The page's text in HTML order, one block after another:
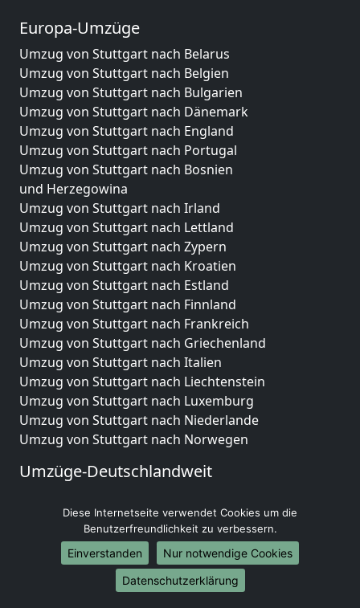
Europa-Umzüge
Umzug von Stuttgart nach Belarus
Umzug von Stuttgart nach Belgien
Umzug von Stuttgart nach Bulgarien
Umzug von Stuttgart nach Dänemark
Umzug von Stuttgart nach England
Umzug von Stuttgart nach Portugal
Umzug von Stuttgart nach Bosnien
und Herzegowina
Umzug von Stuttgart nach Irland
Umzug von Stuttgart nach Lettland
Umzug von Stuttgart nach Zypern
Umzug von Stuttgart nach Kroatien
Umzug von Stuttgart nach Estland
Umzug von Stuttgart nach Finnland
Umzug von Stuttgart nach Frankreich
Umzug von Stuttgart nach Griechenland
Umzug von Stuttgart nach Italien
Umzug von Stuttgart nach Liechtenstein
Umzug von Stuttgart nach Luxemburg
Umzug von Stuttgart nach Niederlande
Umzug von Stuttgart nach Norwegen
Umzüge-Deutschlandweit
Umzug von Stuttgart nach Hamburg
Umzug von Stuttgart nach München
Umzug von Stuttgart nach Köln
Umzug von Stuttgart nach Frankfurt am Main
Umzug von Stuttgart nach Stuttgart
Diese Internetseite verwendet Cookies um die
Benutzerfreundlichkeit zu verbessern.
Einverstanden
Nur notwendige Cookies
Datenschutzerklärung